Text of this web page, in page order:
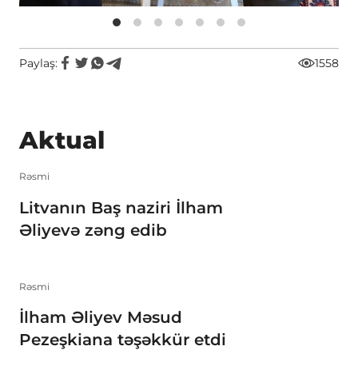
Paylaş: 1558
Aktual
Rəsmi
Litvanın Baş naziri İlham
Əliyevə zəng edib
Rəsmi
İlham Əliyev Məsud
Pezeşkiana təşəkkür etdi